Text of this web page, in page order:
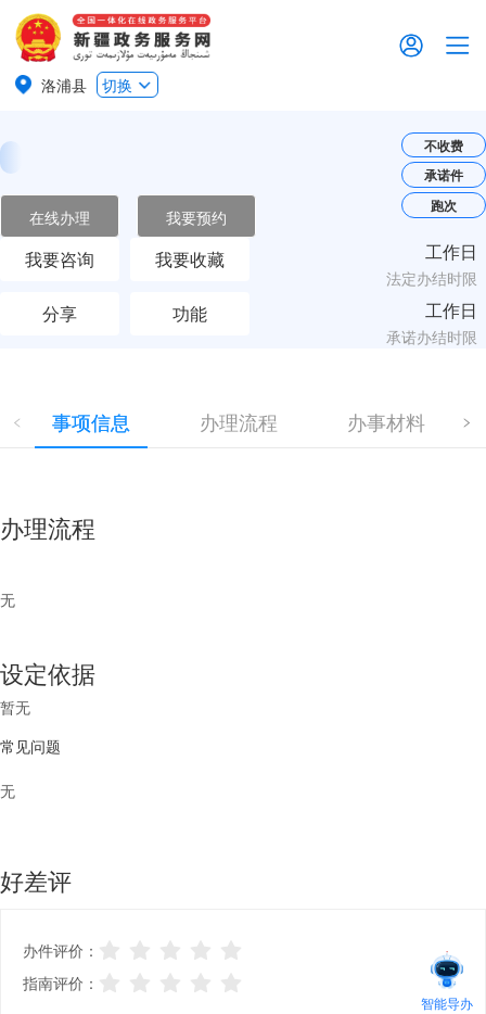
洛浦县 切换
智能导办
在线办理 我要预约
我要咨询 我要收藏
分享 功能
不收费
承诺件
跑次
工作日
法定办结时限
工作日
承诺办结时限
事项信息 办理流程 办事材料
办理流程
无
设定依据
暂无
常见问题
无
好差评
办件评价：
指南评价：